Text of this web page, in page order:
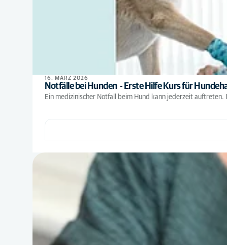
16. MÄRZ 2026
Notfälle bei Hunden - Erste Hilfe Kurs für
Ein medizinischer Notfall beim Hund kann jederzeit